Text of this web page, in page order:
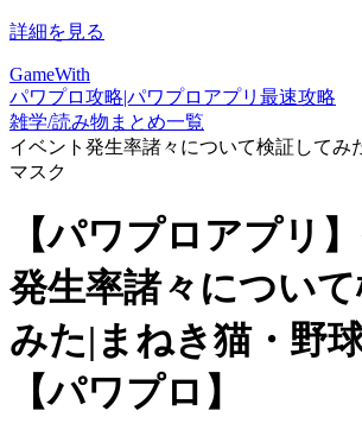
詳細を見る
GameWith
パワプロ攻略|パワプロアプリ最速攻略
雑学/読み物まとめ一覧
イベント発生率諸々について検証してみ
マスク
【パワプロアプリ
発生率諸々につい
みた|まねき猫・野
【パワプロ】